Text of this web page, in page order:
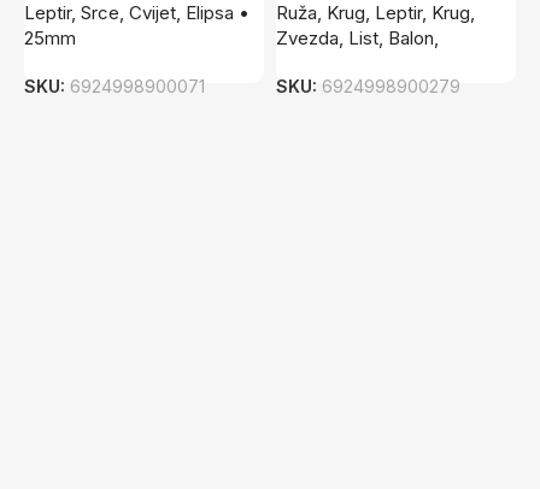
Leptir, Srce, Cvijet, Elipsa •
25mm
SKU: 6924998900071
Ruža, Krug, Leptir, Krug,
Zvezda, List, Balon,
SKU: 6924998900279